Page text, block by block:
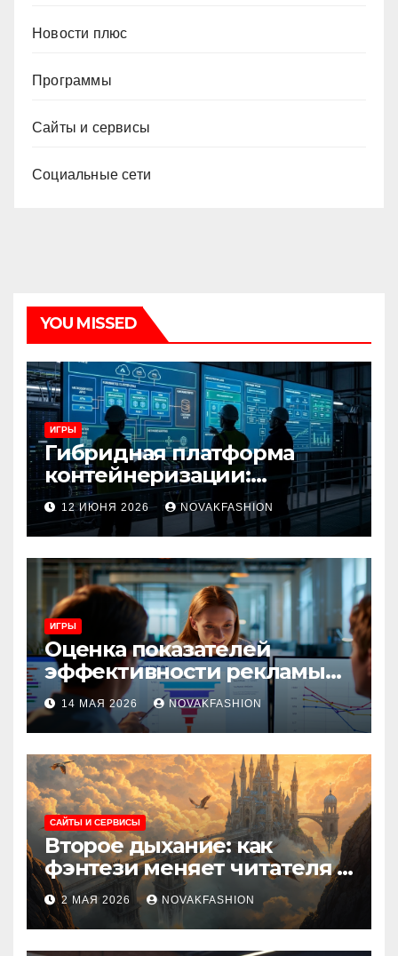
Новости плюс
Программы
Сайты и сервисы
Социальные сети
YOU MISSED
ИГРЫ
Гибридная платформа
контейнеризации:
архитектура, особенности
и сценарии использования
12 ИЮНЯ 2026 NOVAKFASHION
ИГРЫ
Оценка показателей
эффективности рекламы
при атрибуции
множественных точек
касания
14 МАЯ 2026 NOVAKFASHION
САЙТЫ И СЕРВИСЫ
Второе дыхание: как
фэнтези меняет читателя и
культуру
2 МАЯ 2026 NOVAKFASHION